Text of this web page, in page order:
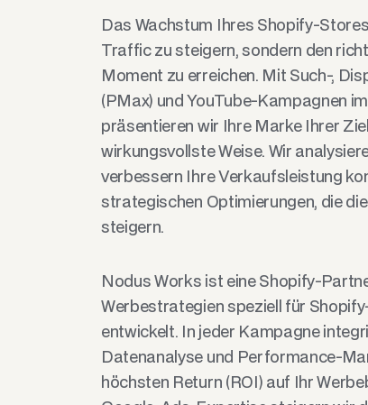
Das Wachstum Ihres Shopify-
Traffic zu steigern, sondern den
Moment zu erreichen. Mit Such-,
(PMax) und YouTube-Kampagnen
präsentieren wir Ihre Marke Ihrer
wirkungsvollste Weise. Wir
verbessern Ihre Verkaufsleistung
strategischen Optimierungen, die
steigern.
Nodus Works ist eine Shopify-
Werbestrategien speziell für
entwickelt. In jeder Kampagne
Datenanalyse und Performance-
höchsten Return (ROI) auf Ihr